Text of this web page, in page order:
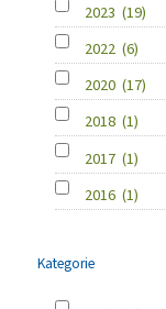
2023 (19)
2022 (6)
2020 (17)
2018 (1)
2017 (1)
2016 (1)
Kategorie